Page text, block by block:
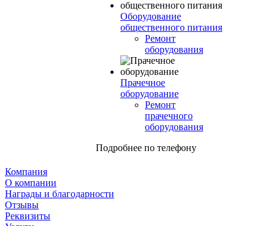
Оборудование
общественного питания
Ремонт
оборудования
Прачечное
оборудование
Ремонт
прачечного
оборудования
Подробнее по телефону
Компания
О компании
Награды и благодарности
Отзывы
Реквизиты